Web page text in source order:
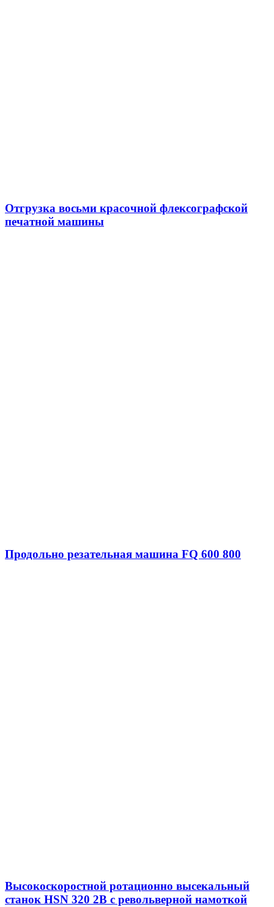
Отгрузка восьми красочной флексографской
печатной машины
Продольно резательная машина FQ 600 800
Высокоскоростной ротационно высекальный
станок HSN 320 2B с револьверной намоткой